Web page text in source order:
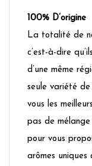
100% D’origine
La totalité de
c’est-à-dire
d’une même
seule variété
vous les
pas de
pour vous
arômes uniques